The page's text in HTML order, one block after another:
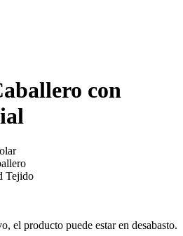
con
Tejido
el producto puede estar en desabasto.